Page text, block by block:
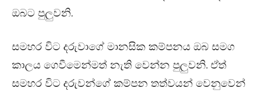
ඔබට පුලුවනි.
සමහර විට දරුවාගේ මානසික කම්පනය ඔබ සමග
කාලය ගෙවීමෙන්මත් නැති වෙන්න පුලුවනි. ඒත්
සමහර විට දරුවන්ගේ කම්පන තත්වයන් වෙනුවෙන්